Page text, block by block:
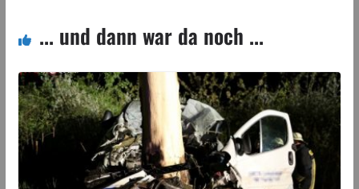
... und dann war da noch ...